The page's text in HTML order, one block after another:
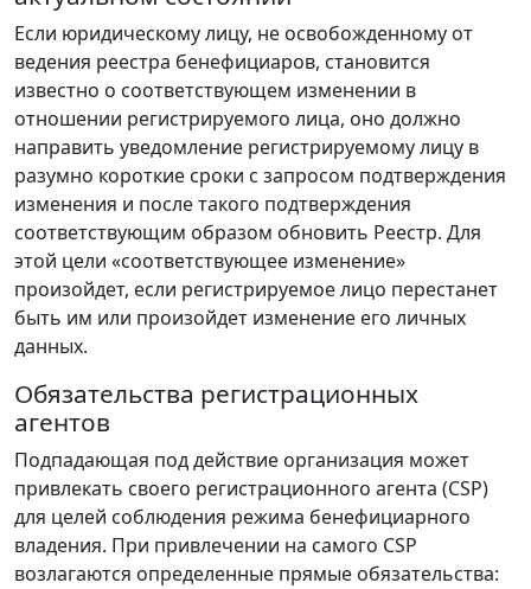
Если юридическому лицу, не освобожденному от
ведения реестра бенефициаров, становится
известно о соответствующем изменении в
отношении регистрируемого лица, оно должно
направить уведомление регистрируемому лицу в
разумно короткие сроки с запросом подтверждения
изменения и после такого подтверждения
соответствующим образом обновить Реестр. Для
этой цели «соответствующее изменение»
произойдет, если регистрируемое лицо перестанет
быть им или произойдет изменение его личных
данных.
Обязательства регистрационных
агентов
Подпадающая под действие организация может
привлекать своего регистрационного агента (CSP)
для целей соблюдения режима бенефициарного
владения. При привлечении на самого CSP
возлагаются определенные прямые обязательства: